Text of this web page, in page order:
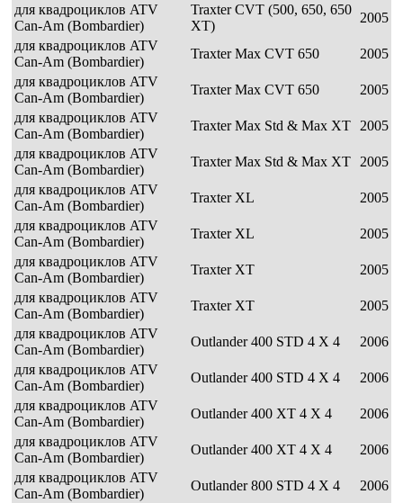
для квадроциклов ATV
Can-Am (Bombardier)
Traxter CVT (500, 650, 650
XT)
2005
для квадроциклов ATV
Can-Am (Bombardier)
Traxter Max CVT 650
2005
для квадроциклов ATV
Can-Am (Bombardier)
Traxter Max CVT 650
2005
для квадроциклов ATV
Can-Am (Bombardier)
Traxter Max Std & Max XT
2005
для квадроциклов ATV
Can-Am (Bombardier)
Traxter Max Std & Max XT
2005
для квадроциклов ATV
Can-Am (Bombardier)
Traxter XL
2005
для квадроциклов ATV
Can-Am (Bombardier)
Traxter XL
2005
для квадроциклов ATV
Can-Am (Bombardier)
Traxter XT
2005
для квадроциклов ATV
Can-Am (Bombardier)
Traxter XT
2005
для квадроциклов ATV
Can-Am (Bombardier)
Outlander 400 STD 4 X 4
2006
для квадроциклов ATV
Can-Am (Bombardier)
Outlander 400 STD 4 X 4
2006
для квадроциклов ATV
Can-Am (Bombardier)
Outlander 400 XT 4 X 4
2006
для квадроциклов ATV
Can-Am (Bombardier)
Outlander 400 XT 4 X 4
2006
для квадроциклов ATV
Can-Am (Bombardier)
Outlander 800 STD 4 X 4
2006